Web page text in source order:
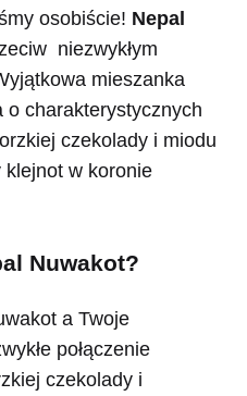
osobiście! Nepal
niezwykłym
mieszanka
o charakterystycznych
czekolady i miodu
w koronie
Nuwakot?
a Twoje
połączenie
czekolady i